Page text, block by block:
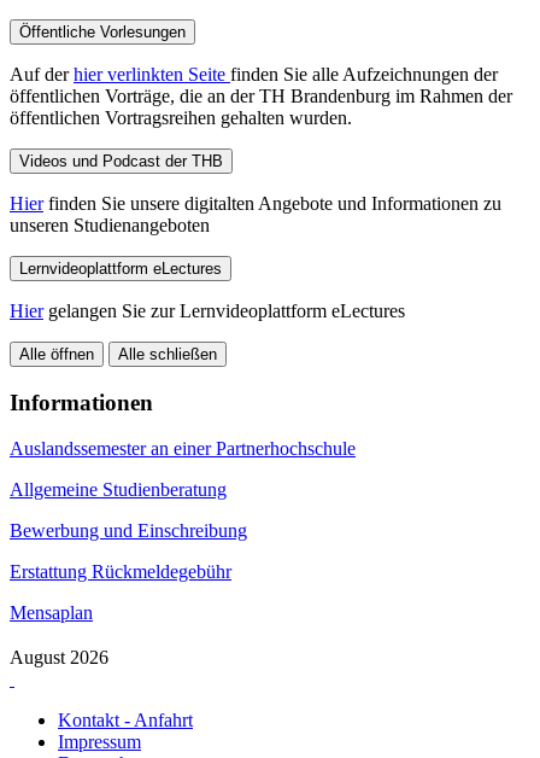
Öffentliche Vorlesungen
Auf derhier verlinkten Seite finden Sie alle Aufzeichnungen der
öffentlichen Vorträge, die an der TH Brandenburg im Rahmen der
öffentlichen Vortragsreihen gehalten wurden.
Videos und Podcast der THB
Hierfinden Sie unsere digitalten Angebote und Informationen zu
unseren Studienangeboten
Lernvideoplattform eLectures
Hiergelangen Sie zur Lernvideoplattform eLectures
Alle öffnen Alle schließen
Informationen
Auslandssemester an einer Partnerhochschule
Allgemeine Studienberatung
Bewerbung und Einschreibung
Erstattung Rückmeldegebühr
Mensaplan
August 2026
Kontakt - Anfahrt
Impressum